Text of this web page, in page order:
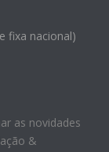
fixa nacional)
as novidades
&